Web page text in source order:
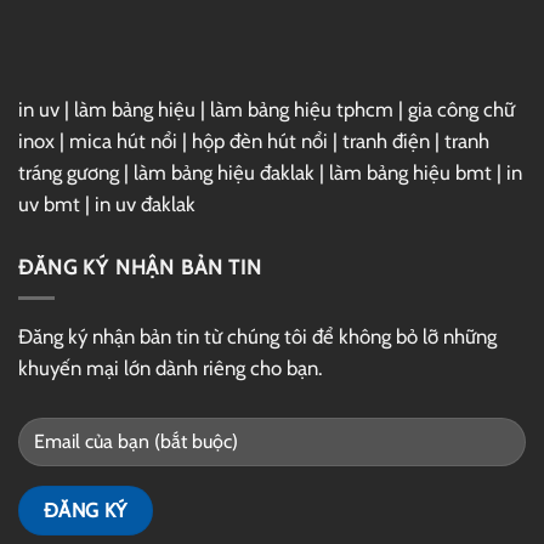
in uv | làm bảng hiệu | làm bảng hiệu tphcm | gia công chữ
inox | mica hút nổi | hộp đèn hút nổi | tranh điện | tranh
tráng gương | làm bảng hiệu đaklak | làm bảng hiệu bmt | in
uv bmt | in uv đaklak
ĐĂNG KÝ NHẬN BẢN TIN
Đăng ký nhận bản tin từ chúng tôi để không bỏ lỡ những
khuyến mại lớn dành riêng cho bạn.